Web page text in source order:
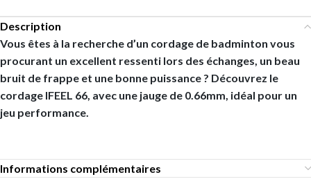
Description
Vous êtes à la recherche d’un cordage de badminton vous
procurant un excellent ressenti lors des échanges, un beau
bruit de frappe et une bonne puissance ? Découvrez le
cordage IFEEL 66, avec une jauge de 0.66mm, idéal pour un
jeu performance.
Informations complémentaires